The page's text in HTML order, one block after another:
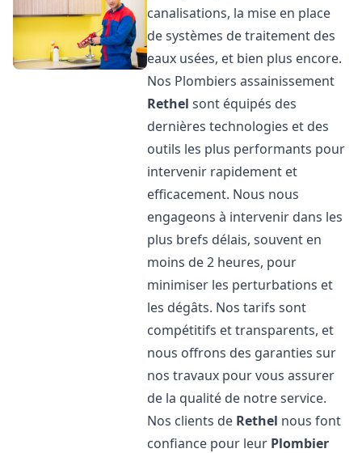
canalisations, la mise en place
de systèmes de traitement des
eaux usées, et bien plus encore.
Nos Plombiers assainissement
Rethel sont équipés des
dernières technologies et des
outils les plus performants pour
intervenir rapidement et
efficacement. Nous nous
engageons à intervenir dans les
plus brefs délais, souvent en
moins de 2 heures, pour
minimiser les perturbations et
les dégâts. Nos tarifs sont
compétitifs et transparents, et
nous offrons des garanties sur
nos travaux pour vous assurer
de la qualité de notre service.
Nos clients de Rethel nous font
confiance pour leur Plombier